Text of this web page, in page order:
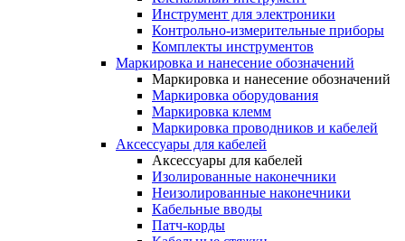
Инструмент для электроники
Контрольно-измерительные приборы
Комплекты инструментов
Маркировка и нанесение обозначений
Маркировка и нанесение обозначений
Маркировка оборудования
Маркировка клемм
Маркировка проводников и кабелей
Аксессуары для кабелей
Аксессуары для кабелей
Изолированные наконечники
Неизолированные наконечники
Кабельные вводы
Патч-корды